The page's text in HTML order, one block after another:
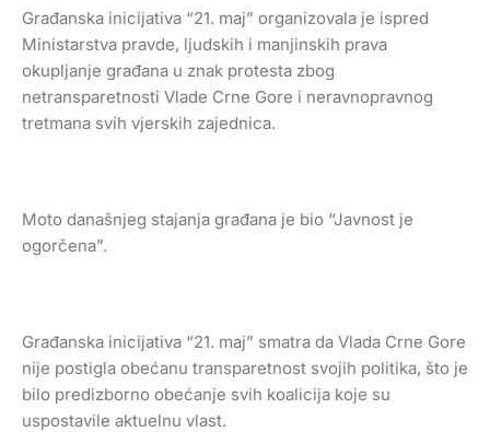
Građanska inicijativa “21. maj” organizovala je ispred
Ministarstva pravde, ljudskih i manjinskih prava
okupljanje građana u znak protesta zbog
netransparetnosti Vlade Crne Gore i neravnopravnog
tretmana svih vjerskih zajednica.
Moto današnjeg stajanja građana je bio “Javnost je
ogorčena”.
Građanska inicijativa “21. maj” smatra da Vlada Crne Gore
nije postigla obećanu transparetnost svojih politika, što je
bilo predizborno obećanje svih koalicija koje su
uspostavile aktuelnu vlast.